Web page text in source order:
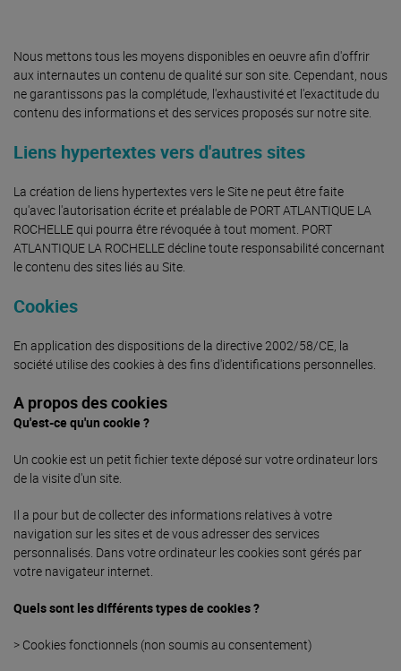
Nous mettons tous les moyens disponibles en oeuvre afin d'offrir
aux internautes un contenu de qualité sur son site. Cependant, nous
ne garantissons pas la complétude, l'exhaustivité et l'exactitude du
contenu des informations et des services proposés sur notre site.
Liens hypertextes vers d'autres sites
La création de liens hypertextes vers le Site ne peut être faite
qu'avec l'autorisation écrite et préalable de PORT ATLANTIQUE LA
ROCHELLE qui pourra être révoquée à tout moment. PORT
ATLANTIQUE LA ROCHELLE décline toute responsabilité concernant
le contenu des sites liés au Site.
Cookies
En application des dispositions de la directive 2002/58/CE, la
société utilise des cookies à des fins d'identifications personnelles.
A propos des cookies
Qu'est-ce qu'un cookie ?
Un cookie est un petit fichier texte déposé sur votre ordinateur lors
de la visite d'un site.
Il a pour but de collecter des informations relatives à votre
navigation sur les sites et de vous adresser des services
personnalisés. Dans votre ordinateur les cookies sont gérés par
votre navigateur internet.
Quels sont les différents types de cookies ?
> Cookies fonctionnels (non soumis au consentement)